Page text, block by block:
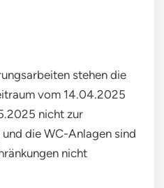
stehen die
vom 14.04.2025
nicht zur
die WC-Anlagen sind
nicht